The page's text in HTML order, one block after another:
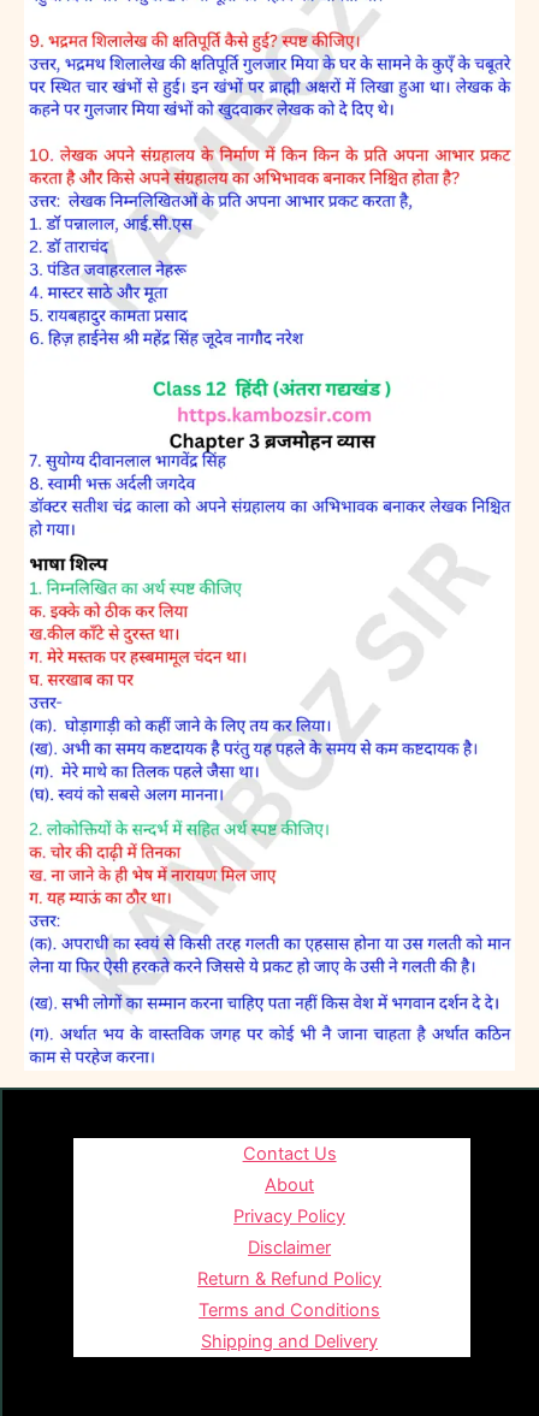
Contact Us
About
Privacy Policy
Disclaimer
Return & Refund Policy
Terms and Conditions
Shipping and Delivery